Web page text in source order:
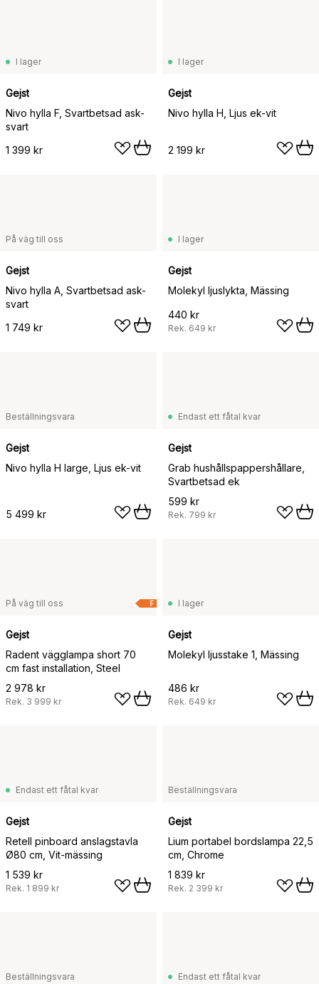
I lager
Gejst
Nivo hylla F, Svartbetsad ask-
svart
1 399 kr
I lager
Gejst
Nivo hylla H, Ljus ek-vit
2 199 kr
På väg till oss
Gejst
Nivo hylla A, Svartbetsad ask-
svart
1 749 kr
I lager
Gejst
Molekyl ljuslykta, Mässing
440 kr
Rek. 649 kr
Beställningsvara
Gejst
Nivo hylla H large, Ljus ek-vit
5 499 kr
Endast ett fåtal kvar
Gejst
Grab hushållspappershållare,
Svartbetsad ek
599 kr
Rek. 799 kr
F
På väg till oss
Gejst
Radent vägglampa short 70
cm fast installation, Steel
2 978 kr
Rek. 3 999 kr
I lager
Gejst
Molekyl ljusstake 1, Mässing
486 kr
Rek. 649 kr
Endast ett fåtal kvar
Gejst
Retell pinboard anslagstavla
Ø80 cm, Vit-mässing
1 539 kr
Rek. 1 899 kr
Beställningsvara
Gejst
Lium portabel bordslampa 22,5
cm, Chrome
1 839 kr
Rek. 2 399 kr
Beställningsvara Endast ett fåtal kvar